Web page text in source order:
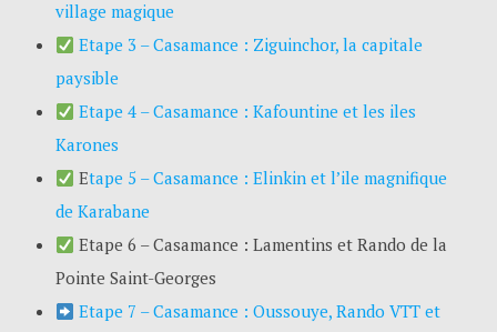
village magique
Etape 3 – Casamance : Ziguinchor, la capitale
paysible
Etape 4 – Casamance : Kafountine et les iles
Karones
Etape 5 – Casamance : Elinkin et l’ile magnifique
de Karabane
Etape 6 – Casamance : Lamentins et Rando de la
Pointe Saint-Georges
Etape 7 – Casamance : Oussouye, Rando VTT et